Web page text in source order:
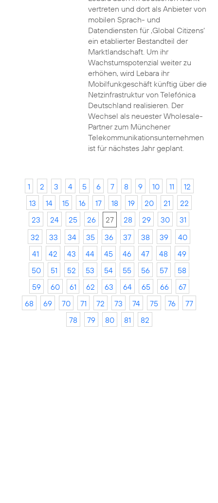
vertreten und dort als Anbieter von
mobilen Sprach- und
Datendiensten für ‚Global Citizens‘
ein etablierter Bestandteil der
Marktlandschaft. Um ihr
Wachstumspotenzial weiter zu
erhöhen, wird Lebara ihr
Mobilfunkgeschäft künftig über die
Netzinfrastruktur von Telefónica
Deutschland realisieren. Der
Wechsel als neuester Wholesale-
Partner zum Münchener
Telekommunikationsunternehmen
ist für nächstes Jahr geplant.
1 2 3 4 5 6 7 8 9 10 11
12
13
14 15 16 17 18 19 20 21
22
23
24 25 26 27 28 29 30
31
32
33 34 35 36 37 38 39
40
41
42 43 44 45 46 47 48
49
50
51 52 53 54 55 56 57
58
59
60 61 62 63 64 65 66
67
68
69 70 71 72 73 74 75 76
77
78
79 80 81 82